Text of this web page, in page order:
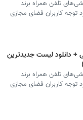
تلفن همراه برند
توجه کاربران فضای مجازی
دانلود لیست جدیدترین
تلفن همراه برند
توجه کاربران فضای مجازی